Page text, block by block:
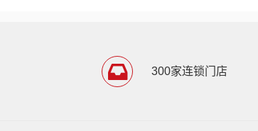
300家连锁门店